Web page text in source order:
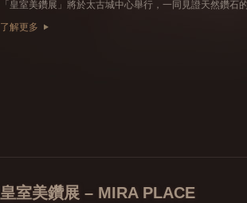
了解更多
皇室美鑽展 – MIRA PLACE